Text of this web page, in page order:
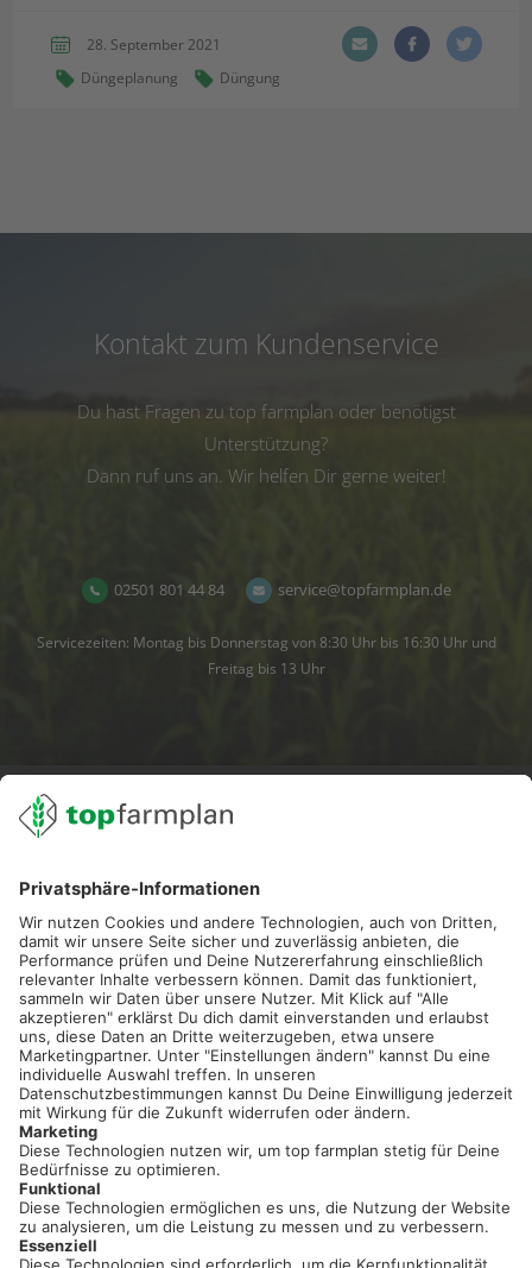
28. September 2021
Düngeplanung
Düngung
Kontakt zum Kundenservice
Du hast Fragen zu top farmplan oder benötigst
Unterstützung?
Dann ruf uns an. Wir helfen Dir gerne weiter!
02501 801 44 84 service@topfarmplan.de
Servicezeiten: Montag bis Donnerstag von 8:30 Uhr bis 16:30 Uhr und
Freitag bis 13 Uhr
02501 801 44 84
service@topfarmplan.de
Sei immer auf dem Laufenden!
Neue Features, spannende Tipps und hilfreiche Anleitungen!
Registriere dich kostenlos!